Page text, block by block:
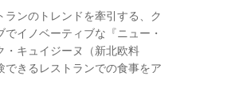
ランのトレンドを牽引する、ク
でイノベーティブな『ニュー・
・キュイジーヌ（新北欧料
できるレストランでの食事をア